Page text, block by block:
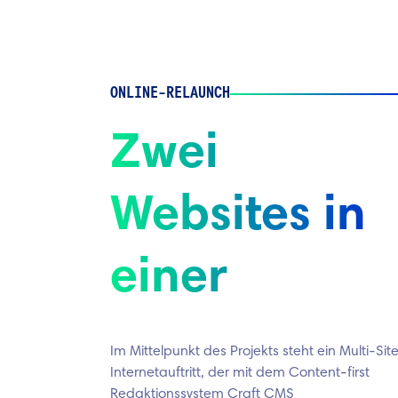
ONLINE-RELAUNCH
Zwei
Websites in
einer
Im Mittelpunkt des Projekts steht ein Multi-Site
Internetauftritt, der mit dem Content-first
Redaktionssystem Craft CMS